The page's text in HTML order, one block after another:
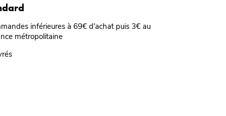
inférieures à 69€ d'achat puis 3€ au
métropolitaine